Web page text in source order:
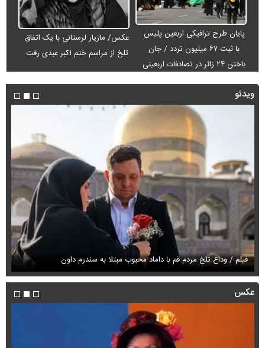
پایان طرح ترافیکی اربعین پلیس
با ثبت ۶۷ میلیون تردد / جان
باختن ۲۴ زائر در تصادفات اربعینی
عکس/ مازیار لرستانی با یک اتفاق
تلخ از مراسم ختم اکبر عبدی رفت
ویدئو
فیلم / وداع تلخ مردم قم با داماد محبوب مبتلا به سندرم داون
عکس